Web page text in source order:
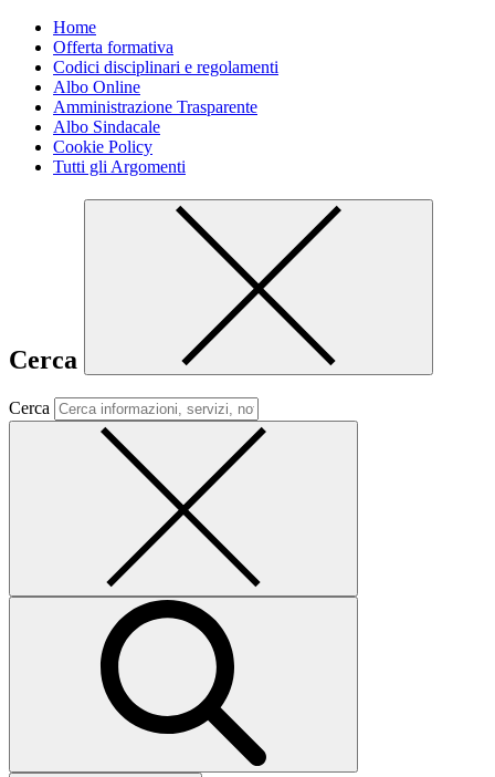
Home
Offerta formativa
Codici disciplinari e regolamenti
Albo Online
Amministrazione Trasparente
Albo Sindacale
Cookie Policy
Tutti gli Argomenti
Cerca
Cerca